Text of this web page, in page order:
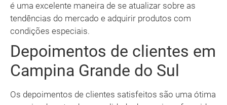
é uma excelente maneira de se atualizar sobre as
tendências do mercado e adquirir produtos com
condições especiais.
Depoimentos de clientes em
Campina Grande do Sul
Os depoimentos de clientes satisfeitos são uma ótima